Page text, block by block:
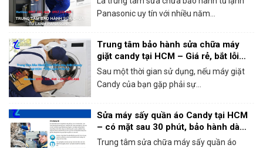
Panasonic uy tín với nhiều năm...
Trung tâm bảo hành sửa chữa máy
giặt candy tại HCM – Giá rẻ, bắt lỗi
chính xác 100%
Sau một thời gian sử dụng, nếu máy giặt
Candy của bạn gặp phải sự...
Sửa máy sấy quần áo Candy tại HCM
– có mặt sau 30 phút, bảo hành dài
hạn!
Trung tâm sửa chữa máy sấy quần áo